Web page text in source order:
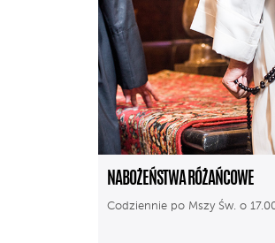
NABOŻEŃSTWA RÓŻAŃCOWE
Codziennie po Mszy Św. o